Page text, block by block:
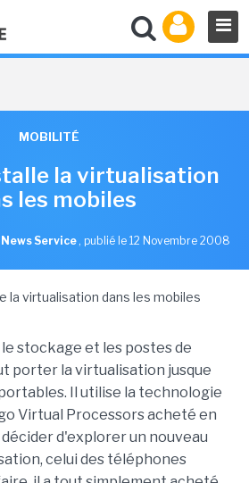
MOBILITÉ
la virtualisation
les mobiles
Service , publié le 12 Novembre 2008
stockage et les postes de
porter la virtualisation jusque
Il utilise la technologie
Virtual Processors acheté en
d'explorer un nouveau
celui des téléphones